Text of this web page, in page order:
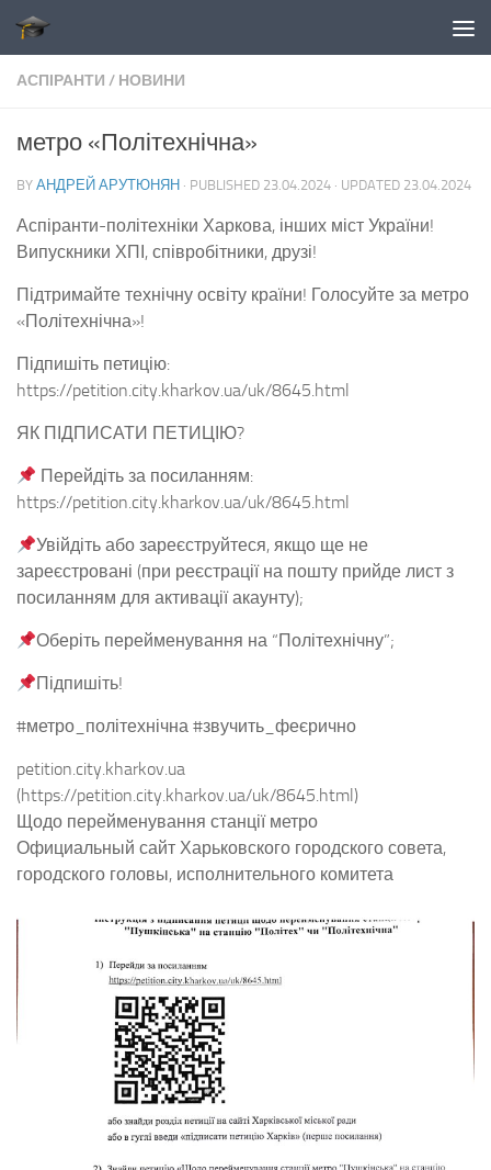
Skip to content
АСПІРАНТИ / НОВИНИ
метро «Політехнічна»
BY АНДРЕЙ АРУТЮНЯН · PUBLISHED 23.04.2024 · UPDATED 23.04.2024
Аспіранти-політехніки Харкова, інших міст України!
Випускники ХПІ, співробітники, друзі!
Підтримайте технічну освіту країни! Голосуйте за метро
«Політехнічна»!
Підпишіть петицію:
https://petition.city.kharkov.ua/uk/8645.html
ЯК ПІДПИСАТИ ПЕТИЦІЮ?
Перейдіть за посиланням:
https://petition.city.kharkov.ua/uk/8645.html
Увійдіть або зареєструйтеся, якщо ще не
зареєстровані (при реєстрації на пошту прийде лист з
посиланням для активації акаунту);
Оберіть перейменування на “Політехнічну”;
Підпишіть!
#метро_політехнічна #звучить_феєрично
petition.city.kharkov.ua
(https://petition.city.kharkov.ua/uk/8645.html)
Щодо перейменування станції метро
Официальный сайт Харьковского городского совета,
городского головы, исполнительного комитета